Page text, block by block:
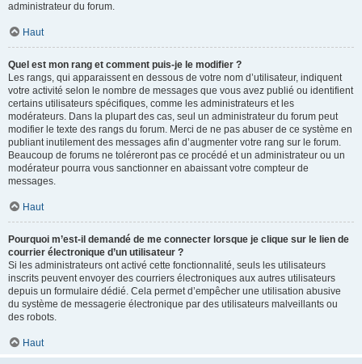
administrateur du forum.
Haut
Quel est mon rang et comment puis-je le modifier ?
Les rangs, qui apparaissent en dessous de votre nom d’utilisateur, indiquent
votre activité selon le nombre de messages que vous avez publié ou identifient
certains utilisateurs spécifiques, comme les administrateurs et les
modérateurs. Dans la plupart des cas, seul un administrateur du forum peut
modifier le texte des rangs du forum. Merci de ne pas abuser de ce système en
publiant inutilement des messages afin d’augmenter votre rang sur le forum.
Beaucoup de forums ne toléreront pas ce procédé et un administrateur ou un
modérateur pourra vous sanctionner en abaissant votre compteur de
messages.
Haut
Pourquoi m’est-il demandé de me connecter lorsque je clique sur le lien de
courrier électronique d’un utilisateur ?
Si les administrateurs ont activé cette fonctionnalité, seuls les utilisateurs
inscrits peuvent envoyer des courriers électroniques aux autres utilisateurs
depuis un formulaire dédié. Cela permet d’empêcher une utilisation abusive
du système de messagerie électronique par des utilisateurs malveillants ou
des robots.
Haut